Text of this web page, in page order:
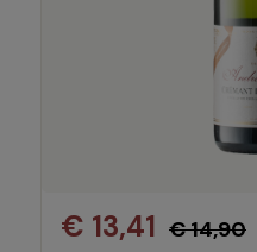
€ 13,41 € 14,90